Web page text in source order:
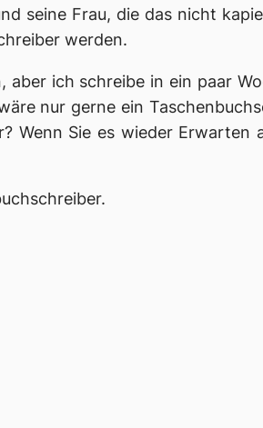
seine Frau, die das nicht
werden.
aber ich schreibe in ein paar
nur gerne ein
Wenn Sie es wieder